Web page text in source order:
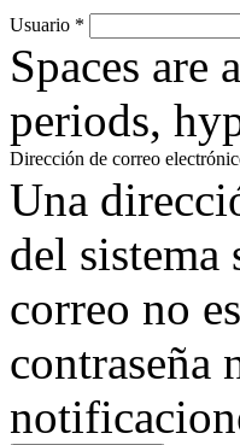
Usuario *
Spaces
periods,
Dirección de correo
Una
del sistema
correo no
contraseña